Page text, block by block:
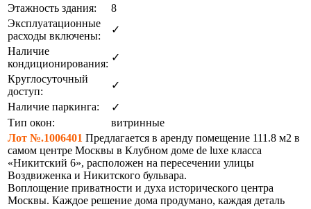
Этажность здания:
8
Эксплуатационные
расходы включены:
✓
Наличие
кондиционирования:
✓
Круглосуточный
доступ:
✓
Наличие паркинга:
✓
Тип окон:
витринные
Лот №.1006401 Предлагается в аренду помещение 111.8 м2 в
самом центре Москвы в Клубном доме de luxe класса
«Никитский 6», расположен на пересечении улицы
Воздвиженка и Никитского бульвара.
Воплощение приватности и духа исторического центра
Москвы. Каждое решение дома продумано, каждая деталь